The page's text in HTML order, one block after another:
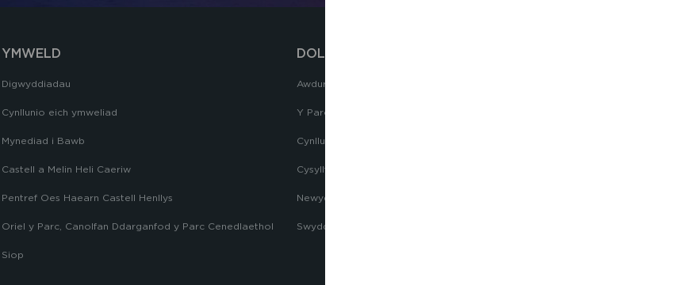
YMWELD
Digwyddiadau
Cynllunio eich ymweliad
Mynediad i Bawb
Castell a Melin Heli Caeriw
Pentref Oes Haearn Castell Henllys
Oriel y Parc, Canolfan Ddarganfod y Parc Cenedlaethol
Siop
DOLENNI CYFLYM
Awdurdod y Parc Cenedlaethol
Y Parc Cenedlaethol
Cynllunio
Cysylltu â Ni
Newyddion
Swyddi